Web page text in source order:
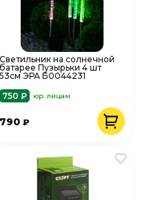
Светильник на солнечной
батарее Пузырьки 4 шт
53см ЭРА Б0044231
750 ₽
юр. лицам
790₽